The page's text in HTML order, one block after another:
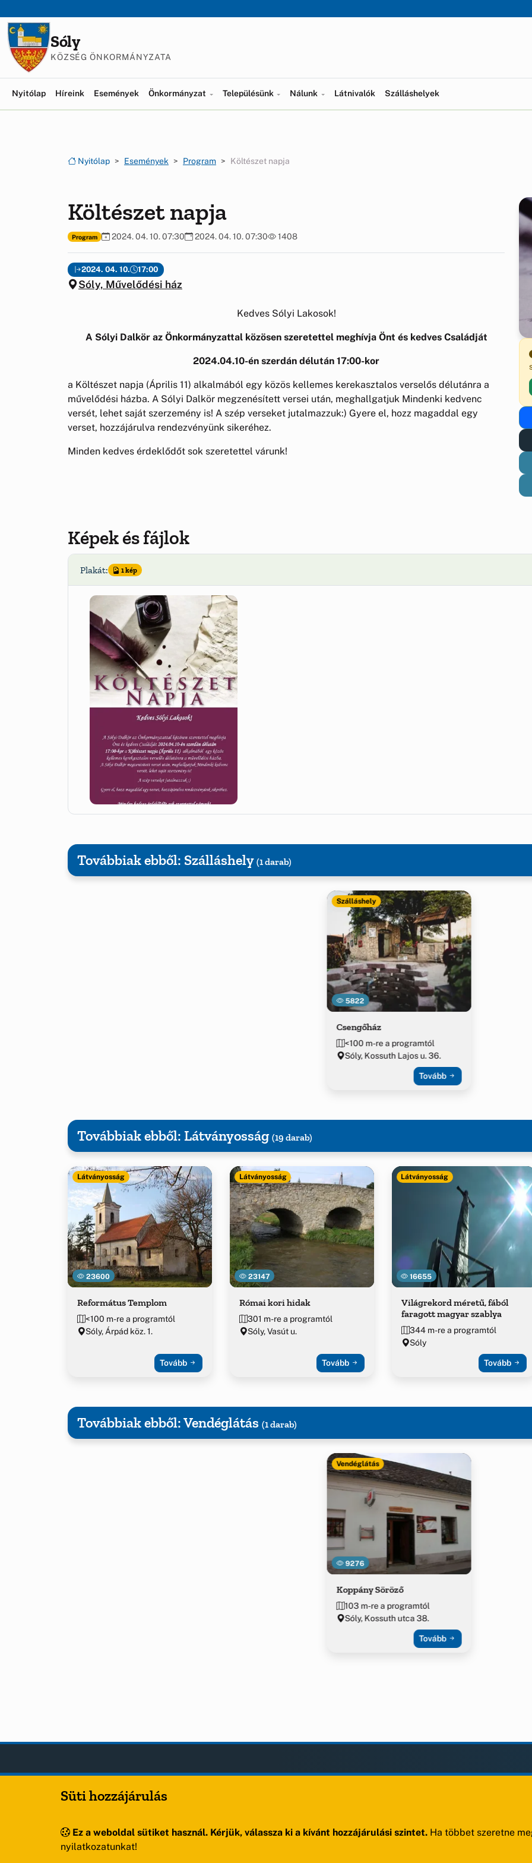
Sóly
KÖZSÉG ÖNKORMÁNYZATA
Nyitólap Híreink Események Önkormányzat Településünk Nálunk Látnivalók Szálláshelyek
Nyitólap Események Program Költészet napja
Költészet napja
Program 2024. 04. 10. 07:30 2024. 04. 10. 07:30 1408
2024. 04. 10. 17:00
Sóly, Művelődési ház
Kedves Sólyi Lakosok!
A Sólyi Dalkör az Önkormányzattal közösen szeretettel meghívja Önt és kedves Családját
2024.04.10-én szerdán délután 17:00-kor
a Költészet napja (Április 11) alkalmából egy közös kellemes kerekasztalos verselős délutánra a
művelődési házba. A Sólyi Dalkör megzenésített versei után, meghallgatjuk Mindenki kedvenc
versét, lehet saját szerzemény is! A szép verseket jutalmazzuk:) Gyere el, hozz magaddal egy
verset, hozzájárulva rendezvényünk sikeréhez.
Minden kedves érdeklődőt sok szeretettel várunk!
Képek és fájlok
Plakát: 1 kép
Továbbiak ebből: Szálláshely (1 darab)
5822
Szálláshely
Csengőház
<100 m-re a programtól
Sóly, Kossuth Lajos u. 36.
Tovább
Továbbiak ebből: Látványosság (19 darab)
23600
Látványosság
Református Templom
<100 m-re a programtól
Sóly, Árpád köz. 1.
Tovább
23147
Látványosság
Római kori hidak
301 m-re a programtól
Sóly, Vasút u.
Tovább
16655
Látványosság
Világrekord méretű, fából
faragott magyar szablya
344 m-re a programtól
Sóly
Tovább
Továbbiak ebből: Vendéglátás (1 darab)
9276
Vendéglátás
Koppány Söröző
103 m-re a programtól
Sóly, Kossuth utca 38.
Tovább
Község Önkormányzata
OLDALAK
Helyek
KIEGÉSZÍTÉS
Szerzői jogok
Süti hozzájárulás
Ez a weboldal sütiket használ. Kérjük, válassza ki a kívánt hozzájárulási szintet. Ha többet szeretne
nyilatkozatunkat!